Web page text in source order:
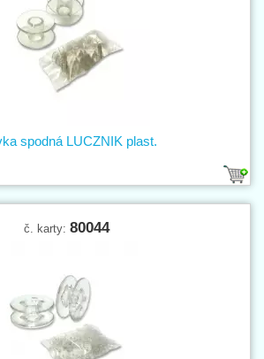
spodná LUCZNIK plast.
č. karty: 80044